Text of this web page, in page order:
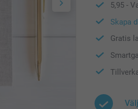
5,95 -
Skapa
Gratis